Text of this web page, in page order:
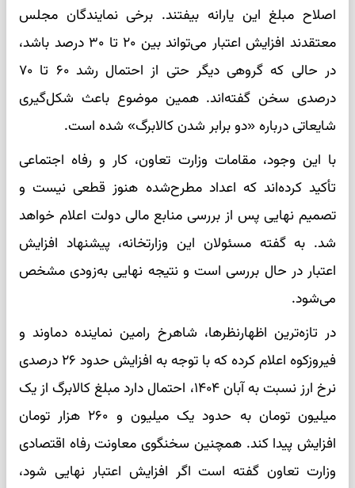
اصلاح مبلغ این یارانه بیفتند. برخی نمایندگان مجلس
معتقدند افزایش اعتبار می‌تواند بین ۲۰ تا ۳۰ درصد باشد،
در حالی که گروهی دیگر حتی از احتمال رشد ۶۰ تا ۷۰
درصدی سخن گفته‌اند. همین موضوع باعث شکل‌گیری
شایعاتی درباره «دو برابر شدن کالابرگ» شده است.
با این وجود، مقامات وزارت تعاون، کار و رفاه اجتماعی
تأکید کرده‌اند که اعداد مطرح‌شده هنوز قطعی نیست و
تصمیم نهایی پس از بررسی منابع مالی دولت اعلام خواهد
شد. به گفته مسئولان این وزارتخانه، پیشنهاد افزایش
اعتبار در حال بررسی است و نتیجه نهایی به‌زودی مشخص
می‌شود.
در تازه‌ترین اظهارنظرها، شاهرخ رامین نماینده دماوند و
فیروزکوه اعلام کرده که با توجه به افزایش حدود ۲۶ درصدی
نرخ ارز نسبت به آبان ۱۴۰۴، احتمال دارد مبلغ کالابرگ از یک
میلیون تومان به حدود یک میلیون و ۲۶۰ هزار تومان
افزایش پیدا کند. همچنین سخنگوی معاونت رفاه اقتصادی
وزارت تعاون گفته است اگر افزایش اعتبار نهایی شود،